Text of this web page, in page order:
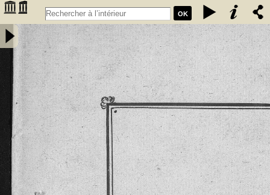
OK
Extrait des coutumes données aux habitants de la chastellenie de
Fumel par les seigneurs de Fumel. Les coustumes, en langage
gascon sont de l'an 1265 et l'Extrait de l'an 1297 -